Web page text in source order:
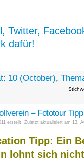
Twitter,
dafür!
10 (October),
– Fototour Tipp
erstellt. Zuletzt aktualisiert am 13.
Tipp: Ein
lohnt sich